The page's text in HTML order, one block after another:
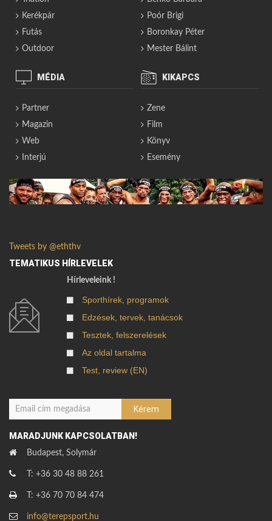
Kerékpár
Futás
Outdoor
Poór Brigi
Boronkay Péter
Mester Bálint
MÉDIA
Partner
Magazin
Web
Interjú
KIKAPCS
Zene
Film
Könyv
Esemény
Tweets by @eththv
TEMATIKUS HÍRLEVELEK
Hírleveleink !
Sporthírek, programok
Edzések, tervek, tanácsok
Tesztek, felszerelések
Az oldal tartalma
Test, review (EN)
MARADJUNK KAPCSOLATBAN!
Budapest, Solymár
T: +36 30 48 88 261
T: +36 70 70 84 474
info@terepsport.hu